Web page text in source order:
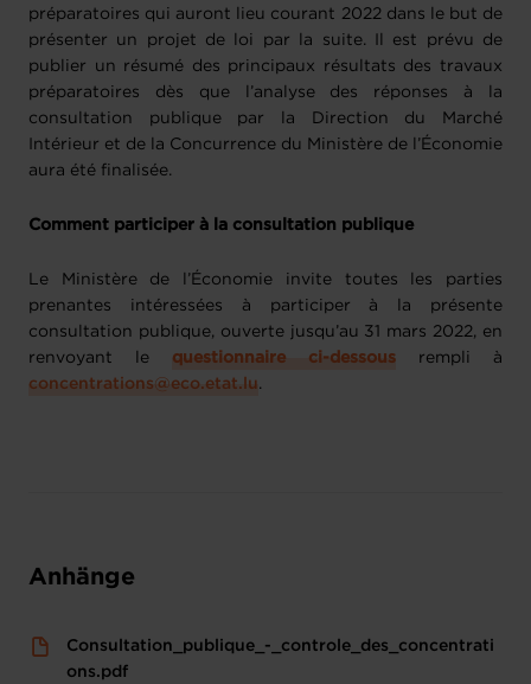
préparatoires qui auront lieu courant 2022 dans le but de
présenter un projet de loi par la suite. Il est prévu de
publier un résumé des principaux résultats des travaux
préparatoires dès que l’analyse des réponses à la
consultation publique par la Direction du Marché
Intérieur et de la Concurrence du Ministère de l’Économie
aura été finalisée.
Comment participer à la consultation publique
Le Ministère de l’Économie invite toutes les parties
prenantes intéressées à participer à la présente
consultation publique, ouverte jusqu’au 31 mars 2022, en
renvoyant le questionnaire ci-dessous
rempli à
concentrations@eco.etat.lu.
Anhänge
Consultation_publique_-_controle_des_concentrati
ons.pdf